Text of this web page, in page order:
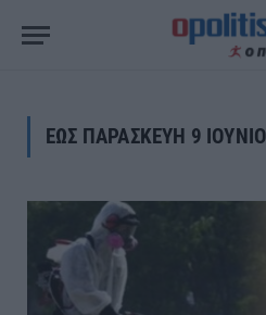
ΕΩΣ ΠΑΡΑΣΚΕΥΗ 9